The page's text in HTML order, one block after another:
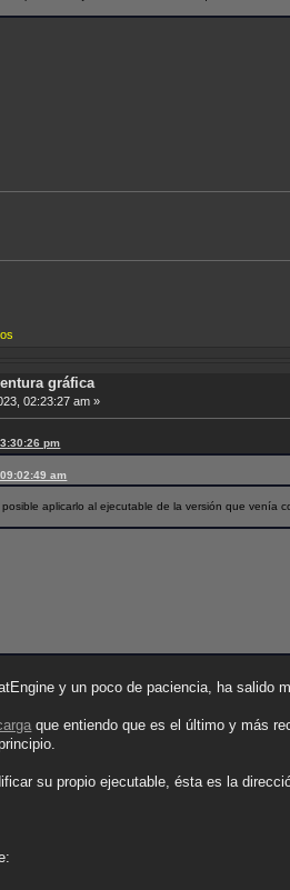
gráfica
02:23:27 am »
pm
am
aplicarlo al ejecutable de la versión que venía
y un poco de paciencia, ha salido
que entiendo que es el último y más
su propio ejecutable, ésta es la